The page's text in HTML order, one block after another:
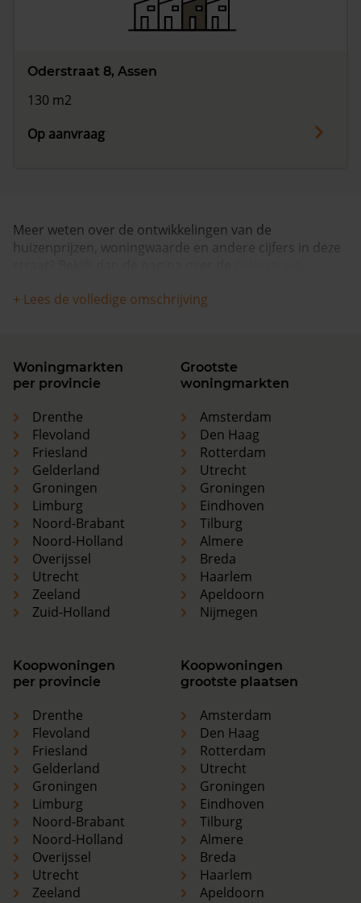
Oderstraat 8, Assen
130 m2
Op aanvraag
Meer weten over de ontwikkelingen van de
huizenprijzen, woningwaarde en andere cijfers in deze
+ Lees de volledige omschrijving
Woningmarkten
per provincie
Drenthe
Flevoland
Friesland
Gelderland
Groningen
Limburg
Noord-Brabant
Noord-Holland
Overijssel
Utrecht
Zeeland
Zuid-Holland
Grootste
woningmarkten
Amsterdam
Den Haag
Rotterdam
Utrecht
Groningen
Eindhoven
Tilburg
Almere
Breda
Haarlem
Apeldoorn
Nijmegen
Koopwoningen
per provincie
Drenthe
Flevoland
Friesland
Gelderland
Groningen
Limburg
Noord-Brabant
Noord-Holland
Overijssel
Utrecht
Zeeland
Koopwoningen
grootste plaatsen
Amsterdam
Den Haag
Rotterdam
Utrecht
Groningen
Eindhoven
Tilburg
Almere
Breda
Haarlem
Apeldoorn